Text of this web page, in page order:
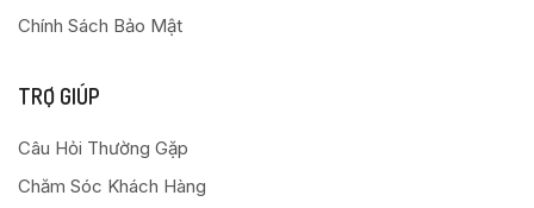
Chính Sách Bảo Mật
TRỢ GIÚP
Câu Hỏi Thường Gặp
Chăm Sóc Khách Hàng